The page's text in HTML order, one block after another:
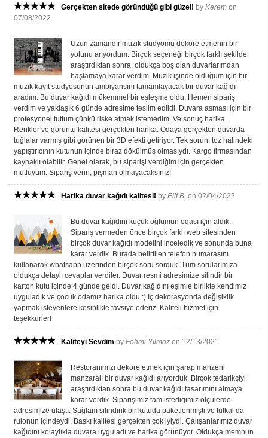
Gerçekten sitede göründüğü gibi güzel! byKerem on
07/08/2022
Uzun zamandır müzik stüdyomu dekore etmenin bir
yolunu arıyordum. Birçok seçeneği birçok farklı şekilde
araştırdıktan sonra, oldukça boş olan duvarlarımdan
başlamaya karar verdim. Müzik işinde olduğum için bir
müzik kayıt stüdyosunun ambiyansını tamamlayacak bir duvar kağıdı
aradım. Bu duvar kağıdı mükemmel bir eşleşme oldu. Hemen sipariş
verdim ve yaklaşık 6 günde adresime teslim edildi. Duvara asması için bir
profesyonel tuttum çünkü riske atmak istemedim. Ve sonuç harika.
Renkler ve görüntü kalitesi gerçekten harika. Odaya gerçekten duvarda
tuğlalar varmış gibi görünen bir 3D efekti getiriyor. Tek sorun, toz halindeki
yapıştırıcının kutunun içinde biraz dökülmüş olmasıydı. Kargo firmasından
kaynaklı olabilir. Genel olarak, bu siparişi verdiğim için gerçekten
mutluyum. Sipariş verin, pişman olmayacaksınız!
Harika duvar kağıdı kalitesi! byElif B. on 02/04/2022
Bu duvar kağıdını küçük oğlumun odası için aldık.
Sipariş vermeden önce birçok farklı web sitesinden
birçok duvar kağıdı modelini inceledik ve sonunda buna
karar verdik. Burada belirtilen telefon numarasını
kullanarak whatsapp üzerinden birçok soru sorduk. Tüm sorularımıza
oldukça detaylı cevaplar verdiler. Duvar resmi adresimize silindir bir
karton kutu içinde 4 günde geldi. Duvar kağıdını eşimle birlikte kendimiz
uyguladık ve çocuk odamız harika oldu :) İç dekorasyonda değişiklik
yapmak isteyenlere kesinlikle tavsiye ederiz. Kaliteli hizmet için
teşekkürler!
Kaliteyi Sevdim byFehmi Yılmaz on 12/13/2021
Restoranımızı dekore etmek için şarap mahzeni
manzaralı bir duvar kağıdı arıyorduk. Birçok tedarikçiyi
araştırdıktan sonra bu duvar kağıdı tasarımını almaya
karar verdik. Siparişimiz tam istediğimiz ölçülerde
adresimize ulaştı. Sağlam silindirik bir kutuda paketlenmişti ve tutkal da
rulonun içindeydi. Baskı kalitesi gerçekten çok iyiydi. Çalışanlarımız duvar
kağıdını kolaylıkla duvara uyguladı ve harika görünüyor. Oldukça memnun